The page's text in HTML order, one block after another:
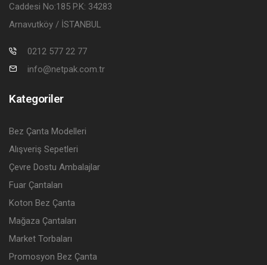
Kategoriler
Bez Çanta Modelleri
Alışveriş Sepetleri
Çevre Dostu Ambalajlar
Fuar Çantaları
Koton Bez Çanta
Mağaza Çantaları
Market Torbaları
Promosyon Bez Çanta
Caddesi No:185 P.K: 34283
Arnavutköy / İSTANBUL
0212 577 22 77
info@netpak.com.tr